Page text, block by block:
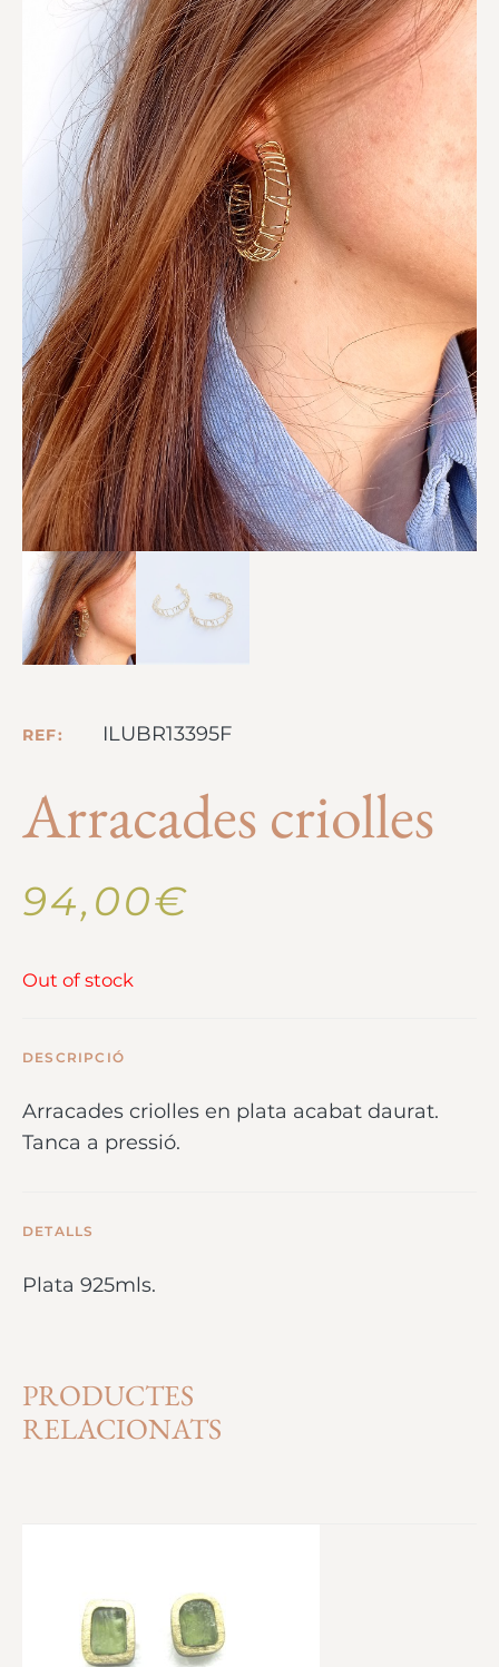
REF: ILUBR13395F
Arracades criolles
94,00€
Out of stock
DESCRIPCIÓ
Arracades criolles en plata acabat daurat.
Tanca a pressió.
DETALLS
Plata 925mls.
PRODUCTES
RELACIONATS